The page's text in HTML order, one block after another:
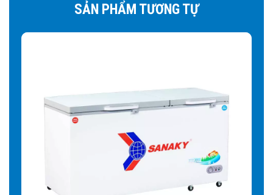
Bánh xe dễ dàng di chuyển:Tủ có trang bị bánh xe
thuận tiện cho việc di chuyển tủ vì tủ đông sở hữu trọng
lượng lớn, tủ đông gây nhiều khó khăn khi vận chuyển.
Nhờ tích hợp bánh xe bên dưới tủ, người sử dụng sẽ dễ
dàng di chuyển tủ một cách thuận tiện và an toàn hơn.
Giỏ đựng đồ tiện lợi:
Giỏ đựng đồ tách biệt có thể bỏ ra
SẢN PHẨM TƯƠNG TỰ